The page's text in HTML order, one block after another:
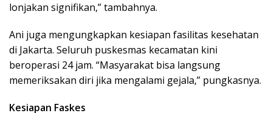
lonjakan signifikan,” tambahnya.
Ani juga mengungkapkan kesiapan fasilitas kesehatan
di Jakarta. Seluruh puskesmas kecamatan kini
beroperasi 24 jam. “Masyarakat bisa langsung
memeriksakan diri jika mengalami gejala,” pungkasnya.
Kesiapan Faskes